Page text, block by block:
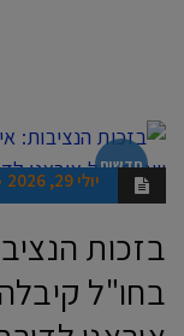
חדשות
יולי 29, 2026
בזכות
בחו"ל